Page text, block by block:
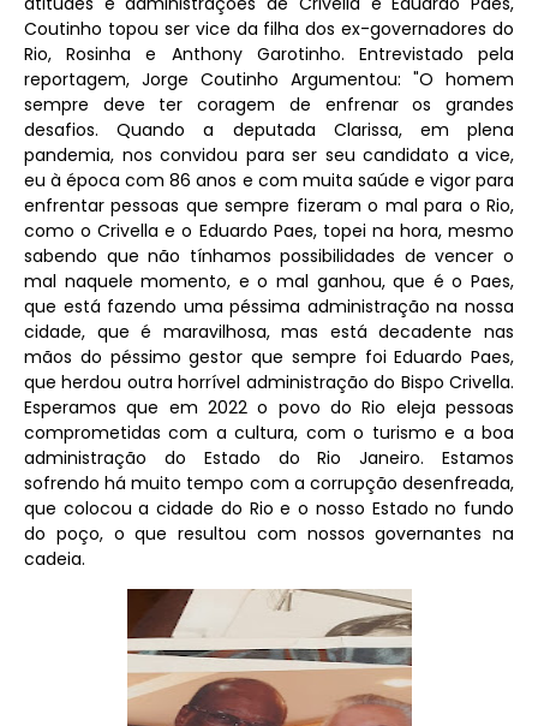
Coutinho topou ser vice da filha dos ex-governadores do
Rio, Rosinha e Anthony Garotinho. Entrevistado pela
reportagem, Jorge Coutinho Argumentou: "O homem
sempre deve ter coragem de enfrenar os grandes
desafios. Quando a deputada Clarissa, em plena
pandemia, nos convidou para ser seu candidato a vice,
eu à época com 86 anos e com muita saúde e vigor para
enfrentar pessoas que sempre fizeram o mal para o Rio,
como o Crivella e o Eduardo Paes, topei na hora, mesmo
sabendo que não tínhamos possibilidades de vencer o
mal naquele momento, e o mal ganhou, que é o Paes,
que está fazendo uma péssima administração na nossa
cidade, que é maravilhosa, mas está decadente nas
mãos do péssimo gestor que sempre foi Eduardo Paes,
que herdou outra horrível administração do Bispo Crivella.
Esperamos que em 2022 o povo do Rio eleja pessoas
comprometidas com a cultura, com o turismo e a boa
administração do Estado do Rio Janeiro. Estamos
sofrendo há muito tempo com a corrupção desenfreada,
que colocou a cidade do Rio e o nosso Estado no fundo
do poço, o que resultou com nossos governantes na
cadeia.